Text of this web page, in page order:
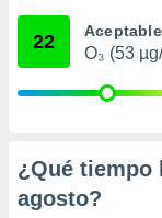
mediante
publicidad
22 Aceptable
O₃ (53
¿Qué tiempo
agosto?